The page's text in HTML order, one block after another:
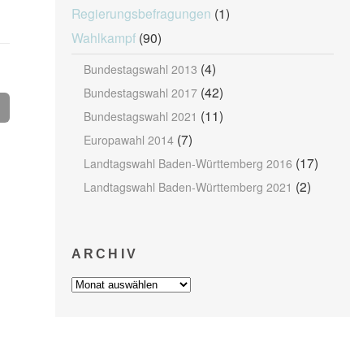
Regierungsbefragungen (1)
Wahlkampf(90)
Bundestagswahl 2013 (4)
Bundestagswahl 2017(42)
Bundestagswahl 2021 (11)
Europawahl 2014(7)
Landtagswahl Baden-Württemberg 2016 (17)
Landtagswahl Baden-Württemberg 2021 (2)
ARCHIV
Archiv